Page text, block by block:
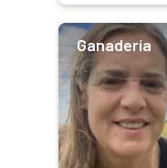
Ganadería